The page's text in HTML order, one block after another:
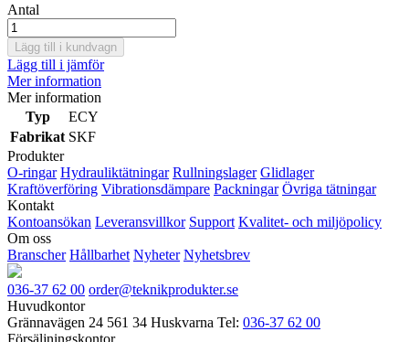
Antal
Lägg till i kundvagn
Lägg till i jämför
Mer information
Mer information
Typ
ECY
Fabrikat SKF
Produkter
O-ringar Hydrauliktätningar Rullningslager Glidlager
Kraftöverföring Vibrationsdämpare Packningar Övriga tätningar
Kontakt
Kontoansökan Leveransvillkor Support Kvalitet- och miljöpolicy
Om oss
Branscher Hållbarhet Nyheter Nyhetsbrev
036-37 62 00 order@teknikprodukter.se
Huvudkontor
Grännavägen 24 561 34 Huskvarna Tel: 036-37 62 00
Försäljningskontor